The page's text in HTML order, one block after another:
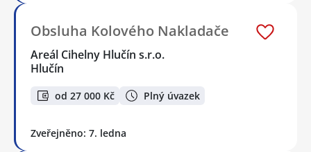
Obsluha Kolového Nakladače
Areál Cihelny Hlučín s.r.o.
Hlučín
od 27 000 Kč Plný úvazek
Zveřejněno: 7. ledna